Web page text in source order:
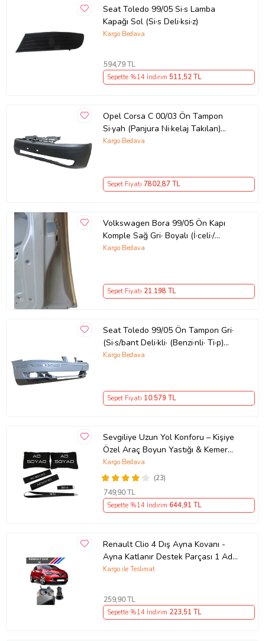
Seat Toledo 99/05 Si·s Lamba
Kapağı Sol (Si·s Deli·ksi·z)
Kargo Bedava
594,79 TL
Sepette %14 İndirim 511,52 TL
Opel Corsa C 00/03 Ön Tampon
Si·yah (Panjura Ni·kelaj Takılan)
(Tyg)
Kargo Bedava
Sepet Fiyatı 7802,87 TL
Volkswagen Bora 99/05 Ön Kapı
Komple Sağ Gri· Boyalı (İ·celi·/
çekomasti·kli·) (Sımyı)
Kargo Bedava
Sepet Fiyatı 21.198TL
Seat Toledo 99/05 Ön Tampon Gri·
(Si·s/bant Deli·kli· (Benzi·nli· Ti·p)
Tyg)
Kargo Bedava
Sepet Fiyatı 10.579TL
Sevgiliye Uzun Yol Konforu – Kişiye
Özel Araç Boyun Yastığı & Kemer
Pedi Hediye Seti
(23)
Kargo Bedava
749,90 TL
Sepette %14 İndirim 644,91 TL
Renault Clio 4 Dış Ayna Kovanı -
Ayna Katlanır Destek Parçası 1 Adet
490307706 M3625
Kargo ile Teslimat
259,90 TL
Sepette %14 İndirim 223,51 TL